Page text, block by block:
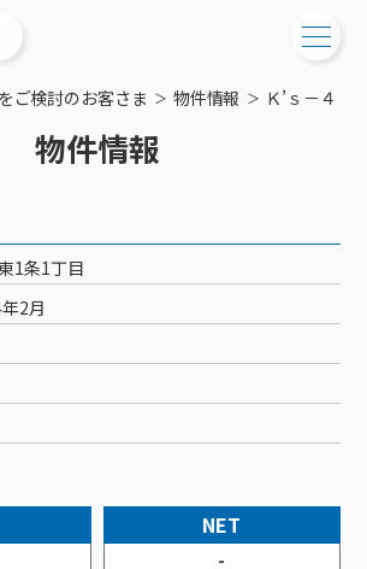
ア
て
方へ
いる集合住宅
ン
ビス
ス確認・変更
ビストップ
ル
法
害情報
ゼント
ー
トップ
料団体⼀括⽀払
トップ
防犯カメラ
話料⾦
ビス
ォン
トフォントップ
ちら
ご検討のお客さま 物件情報 Ｋ’ｓ－４
物件情報
1条1丁目
2月
NET
-